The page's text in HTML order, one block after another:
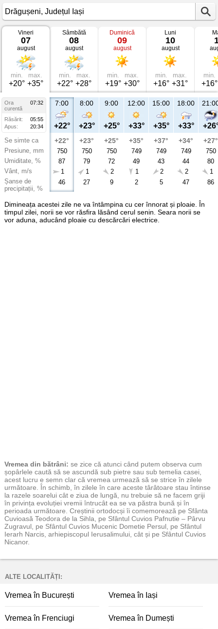
Vremea
Drăgușeni
Județul
Iași
Vineri
07
august
min.
+20°
max.
+35°
Sâmbătă
08
august
min.
+22°
max.
+28°
Duminică
09
august
min.
+19°
max.
+30°
Luni
10
august
min.
+16°
max.
+31°
min.
+16°
Ora
07:32
curentă
Răsărit:
05:55
Apus:
20:34
Se simte ca
Presiune, mm
Umiditate, %
Vânt, m/s
Șanse de
precipitații, %
7:00
+22°
+22°
750
87
1
46
8:00
+23°
+23°
750
79
1
27
9:00
+25°
+25°
750
72
2
9
12:00
+33°
+35°
749
49
1
2
15:00
+35°
+37°
749
43
2
5
18:00
+33°
+34°
749
44
2
47
+27°
750
80
1
86
Dimineața acestei zile ne va întâmpina cu cer înnorat și ploaie. În
timpul zilei, norii se vor răsfira lăsând cerul senin. Seara norii se
vor aduna, aducând ploaie cu descărcări electrice.
Vremea din bătrâni: se zice că atunci când putem observa cum
șopârlele caută să se ascundă sub pietre sau sub temelia casei,
acest lucru e semn clar că vremea urmează să se strice în zilele
următoare. În schimb, în zilele în care aceste târâtoare stau întinse
la razele soarelui cât e ziua de lungă, nu trebuie să ne facem griji
în privința evoluției vremii întrucât ea se va păstra bună și în
perioada următoare. Creștinii ortodocși îi comemorează pe Sfânta
Cuvioasă Teodora de la Sihla, pe Sfântul Cuvios Pafnutie – Pârvu
Zugravul, pe Sfântul Cuvios Mucenic Dometie Persul, pe Sfântul
Ierarh Narcis, arhiepiscopul Ierusalimului, cât și pe Sfântul Cuvios
Nicanor.
ALTE LOCALITĂȚI:
Vremea în București Vremea în Iași
Vremea în Frenciugi Vremea în Dumești